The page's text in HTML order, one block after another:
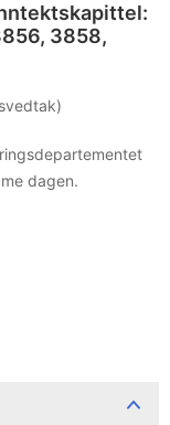
3858,
dagen.